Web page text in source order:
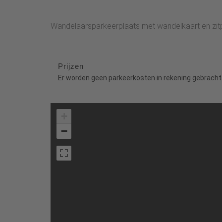
Wandelaarsparkeerplaats met wandelkaart en
Prijzen
Er worden geen parkeerkosten in rekening gebracht.
−